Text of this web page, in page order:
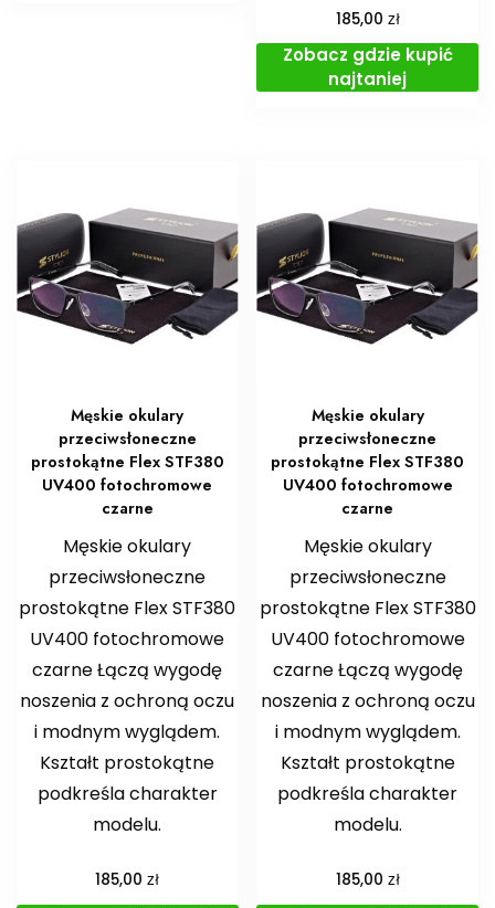
185,00 zł
Zobacz gdzie kupić
najtaniej
Męskie okulary
przeciwsłoneczne
prostokątne Flex STF380
UV400 fotochromowe
czarne
Męskie okulary
przeciwsłoneczne
prostokątne Flex STF380
UV400 fotochromowe
czarne Łączą wygodę
noszenia z ochroną oczu
i modnym wyglądem.
Kształt prostokątne
podkreśla charakter
modelu.
185,00zł
Męskie okulary
przeciwsłoneczne
prostokątne Flex STF380
UV400 fotochromowe
czarne
Męskie okulary
przeciwsłoneczne
prostokątne Flex STF380
UV400 fotochromowe
czarne Łączą wygodę
noszenia z ochroną oczu
i modnym wyglądem.
Kształt prostokątne
podkreśla charakter
modelu.
185,00 zł